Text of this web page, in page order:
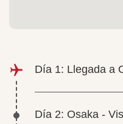
Día 1: Llegada a
Día 2: Osaka -